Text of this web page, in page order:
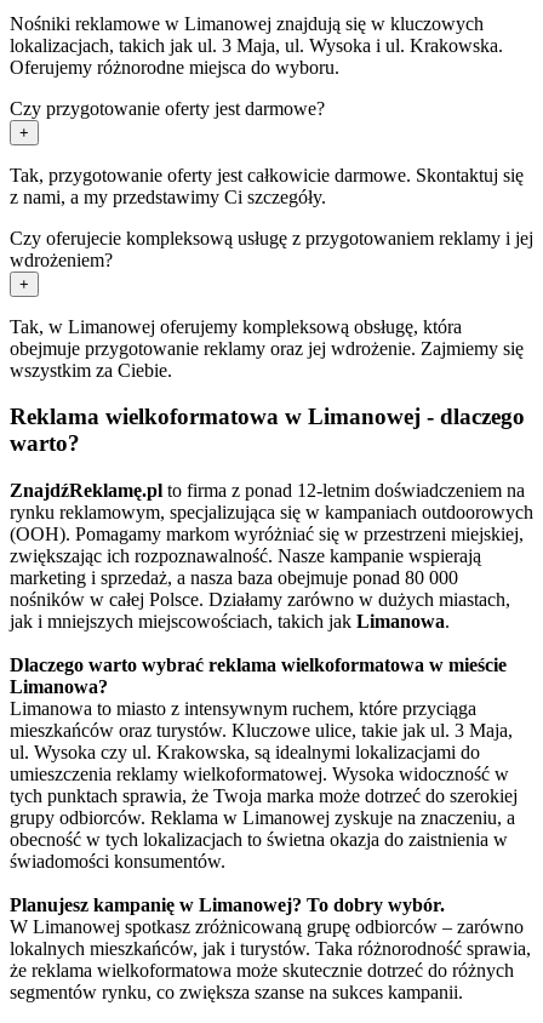
Nośniki reklamowe w Limanowej znajdują się w kluczowych
lokalizacjach, takich jak ul. 3 Maja, ul. Wysoka i ul. Krakowska.
Oferujemy różnorodne miejsca do wyboru.
Czy przygotowanie oferty jest darmowe?
+
Tak, przygotowanie oferty jest całkowicie darmowe. Skontaktuj się
z nami, a my przedstawimy Ci szczegóły.
Czy oferujecie kompleksową usługę z przygotowaniem reklamy i jej
wdrożeniem?
+
Tak, w Limanowej oferujemy kompleksową obsługę, która
obejmuje przygotowanie reklamy oraz jej wdrożenie. Zajmiemy się
wszystkim za Ciebie.
Reklama wielkoformatowa w Limanowej - dlaczego
warto?
ZnajdźReklamę.pl to firma z ponad 12-letnim doświadczeniem na
rynku reklamowym, specjalizująca się w kampaniach outdoorowych
(OOH). Pomagamy markom wyróżniać się w przestrzeni miejskiej,
zwiększając ich rozpoznawalność. Nasze kampanie wspierają
marketing i sprzedaż, a nasza baza obejmuje ponad 80 000
nośników w całej Polsce. Działamy zarówno w dużych miastach,
jak i mniejszych miejscowościach, takich jak Limanowa.
Dlaczego warto wybrać reklama wielkoformatowa w mieście
Limanowa?
Limanowa to miasto z intensywnym ruchem, które przyciąga
mieszkańców oraz turystów. Kluczowe ulice, takie jak ul. 3 Maja,
ul. Wysoka czy ul. Krakowska, są idealnymi lokalizacjami do
umieszczenia reklamy wielkoformatowej. Wysoka widoczność w
tych punktach sprawia, że Twoja marka może dotrzeć do szerokiej
grupy odbiorców. Reklama w Limanowej zyskuje na znaczeniu, a
obecność w tych lokalizacjach to świetna okazja do zaistnienia w
świadomości konsumentów.
Planujesz kampanię w Limanowej? To dobry wybór.
W Limanowej spotkasz zróżnicowaną grupę odbiorców – zarówno
lokalnych mieszkańców, jak i turystów. Taka różnorodność sprawia,
że reklama wielkoformatowa może skutecznie dotrzeć do różnych
segmentów rynku, co zwiększa szanse na sukces kampanii.